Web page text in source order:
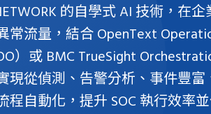
的自學式 AI 技術，在
常流量，結合 OpenText
）或 BMC TrueSight
現從偵測、告警分析、事件豐
程自動化，提升 SOC 執行效率